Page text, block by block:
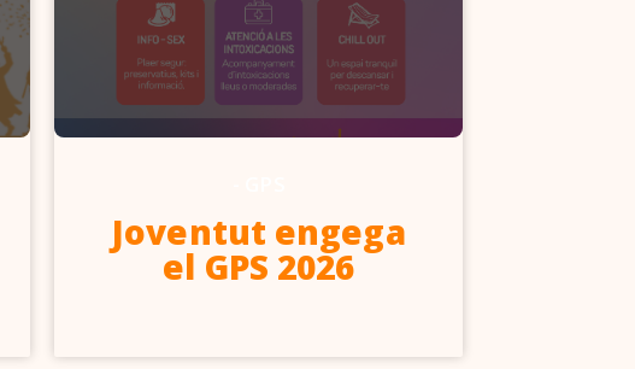
Joventut engega
el GPS 2026